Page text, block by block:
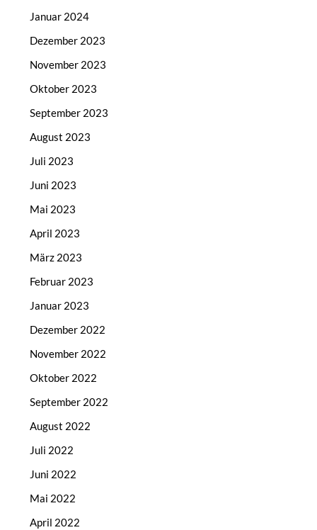
Januar 2024
Dezember 2023
November 2023
Oktober 2023
September 2023
August 2023
Juli 2023
Juni 2023
Mai 2023
April 2023
März 2023
Februar 2023
Januar 2023
Dezember 2022
November 2022
Oktober 2022
September 2022
August 2022
Juli 2022
Juni 2022
Mai 2022
April 2022